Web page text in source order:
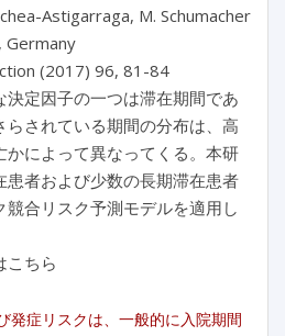
Astigarraga, M. Schumacher
Germany
(2017) 96, 81-84
定因子の一つは滞在期間であ
らされている期間の分布は、高
かによって異なってくる。本研
患者および少数の長期滞在患者
競合リスク予測モデルを適用し
こちら
発症リスクは、一般的に入院期間